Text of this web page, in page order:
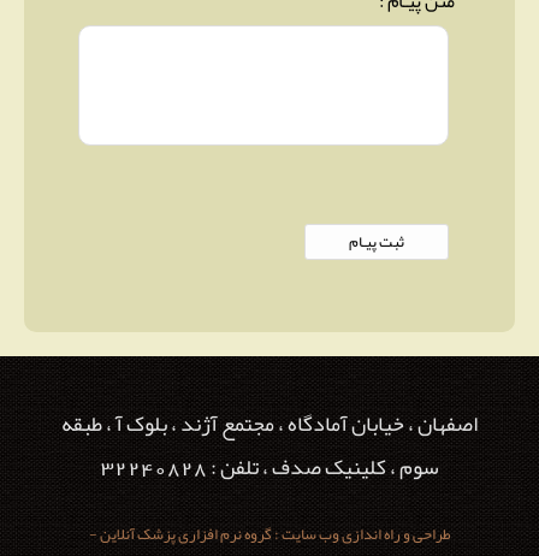
اصفهان ، خیابان آمادگاه ، مجتمع آژند ، بلوک آ ، طبقه
سوم ، کلینیک صدف ، تلفن : 32240828
طراحی و راه اندازی وب سایت : گروه نرم افزاری پزشک آنلاین -